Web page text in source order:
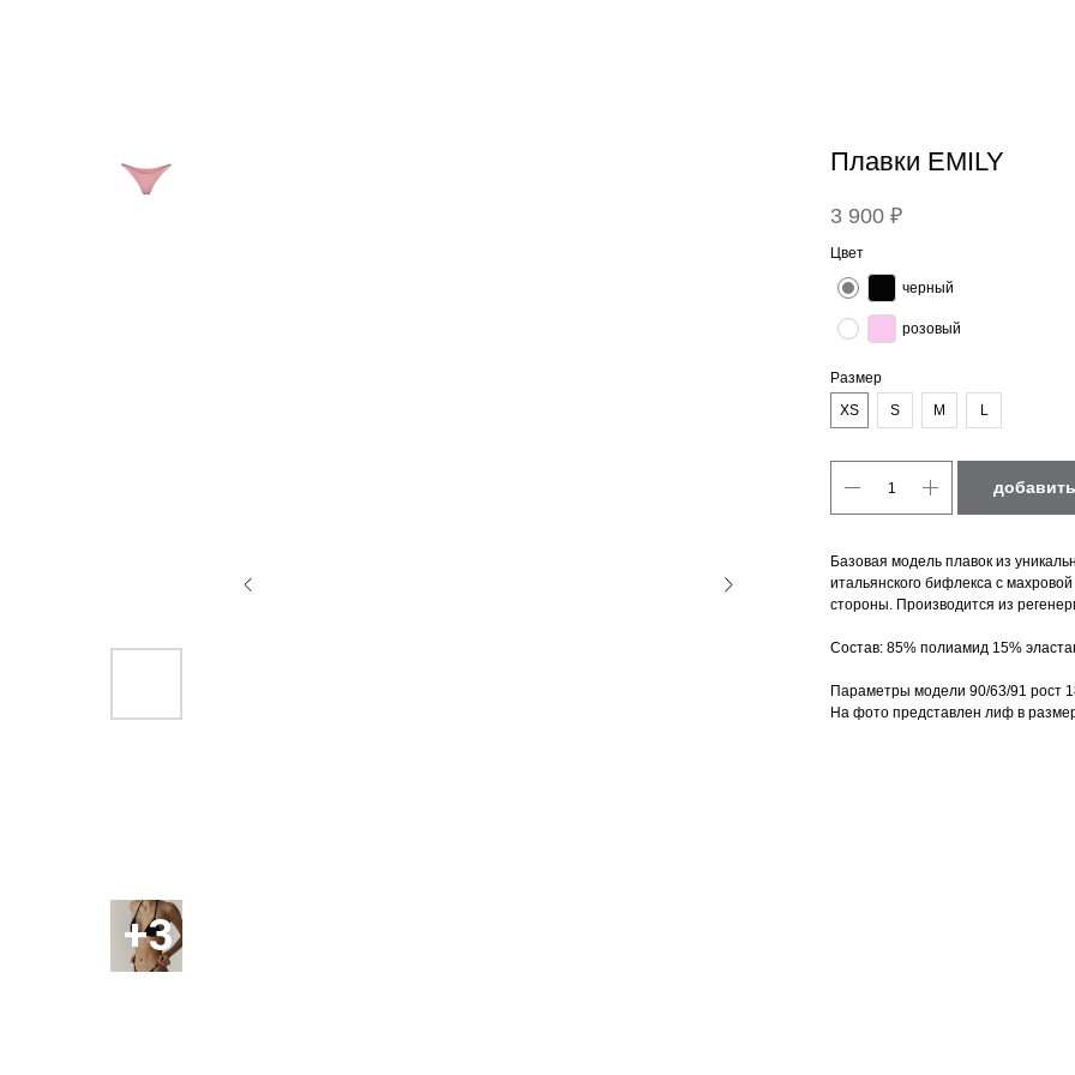
Плавки EMILY
3 900 ₽
Цвет
черный
розовый
Размер
XS
S M L
Базовая модель плавок из
итальянского бифлекса с
стороны. Производится из
Состав: 85% полиамид 15%
Параметры модели 90/63/91 рост
На фото представлен лиф в